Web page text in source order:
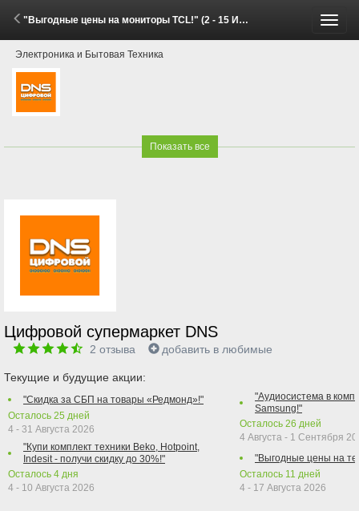
"Выгодные цены на мониторы TCL!" (2 - 15 Июня 2026)
Электроника и Бытовая Техника
Показать все
Цифровой супермаркет DNS
2 отзыва добавить в любимые
Текущие и будущие акции:
"Скидка за СБП на товары «Редмонд»!"
Осталось 25 дней
4 - 31 Августа 2026
"Купи комплект техники Beko, Hotpoint,
Indesit - получи скидку до 30%!"
Осталось 4 дня
4 - 10 Августа 2026
"Аудиосистема в
Samsung!"
Осталось 26 дней
4 Августа - 1 Сентября
"Выгодные цены на
Осталось 11 дней
4 - 17 Августа 2026